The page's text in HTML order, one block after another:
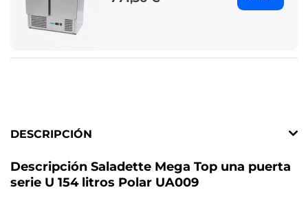
DESCRIPCIÓN
Descripción Saladette Mega Top una puerta
serie U 154 litros Polar UA009